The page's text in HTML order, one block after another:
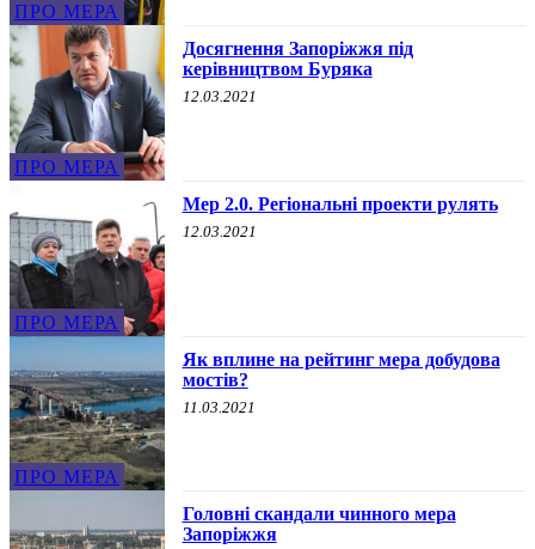
ПРО МЕРА
ПРО МЕРА
Досягнення Запоріжжя під
керівництвом Буряка
12.03.2021
ПРО МЕРА
Мер 2.0. Регіональні проекти рулять
12.03.2021
ПРО МЕРА
Як вплине на рейтинг мера добудова
мостів?
11.03.2021
Головні скандали чинного мера
Запоріжжя